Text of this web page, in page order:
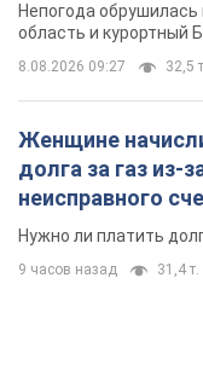
9 часов назад 31,4 т.